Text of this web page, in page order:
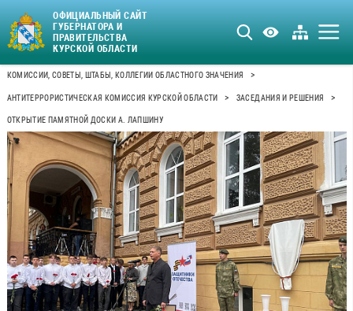
ОФИЦИАЛЬНЫЙ САЙТ
ГУБЕРНАТОРА И
ПРАВИТЕЛЬСТВА
КУРСКОЙ ОБЛАСТИ
КОМИССИИ, СОВЕТЫ, ШТАБЫ, КОЛЛЕГИИ ОБЛАСТНОГО ЗНАЧЕНИЯ >
АНТИТЕРРОРИСТИЧЕСКАЯ КОМИССИЯ КУРСКОЙ ОБЛАСТИ > ЗАСЕДАНИЯ И РЕШЕНИЯ >
ОТКРЫТИЕ ПАМЯТНОЙ ДОСКИ А. ЛАПШИНУ